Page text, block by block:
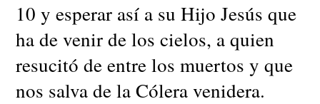
10 y esperar así a su Hijo Jesús que
ha de venir de los cielos, a quien
resucitó de entre los muertos y que
nos salva de la Cólera venidera.